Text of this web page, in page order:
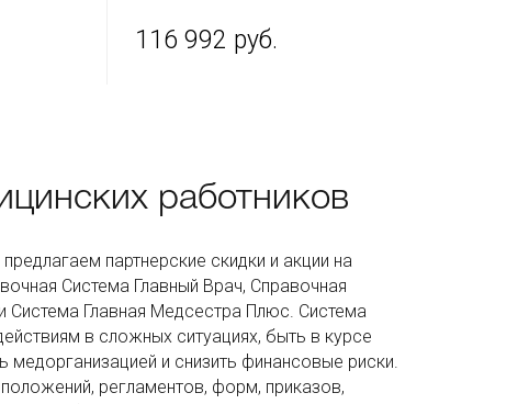
116 992 руб.
работников
партнерские скидки и акции на
Система Главный Врач, Справочная
Система Главная Медсестра Плюс. Система
в сложных ситуациях, быть в курсе
медорганизацией и снизить финансовые риски.
регламентов, форм, приказов,